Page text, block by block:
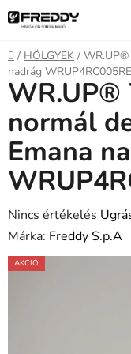
Ugrás
fő
tartalomhoz
Kezdőlap
/ HÖLGYEK / WR.UP®
nadrág
WR.UP®
normál
Emana
A
termék
átlagos
Nincs értékelés
Márka: Freddy S.p.A
AKCIÓ